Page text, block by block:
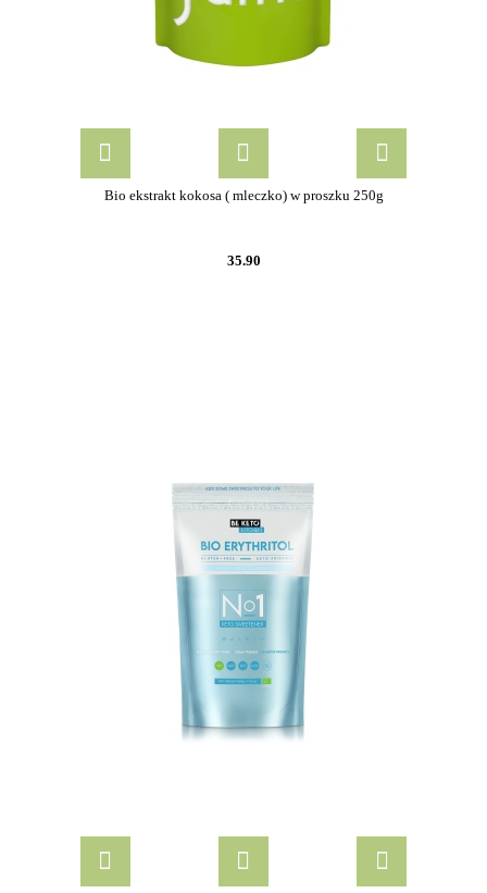
Bio ekstrakt kokosa ( mleczko) w proszku 250g
35.90